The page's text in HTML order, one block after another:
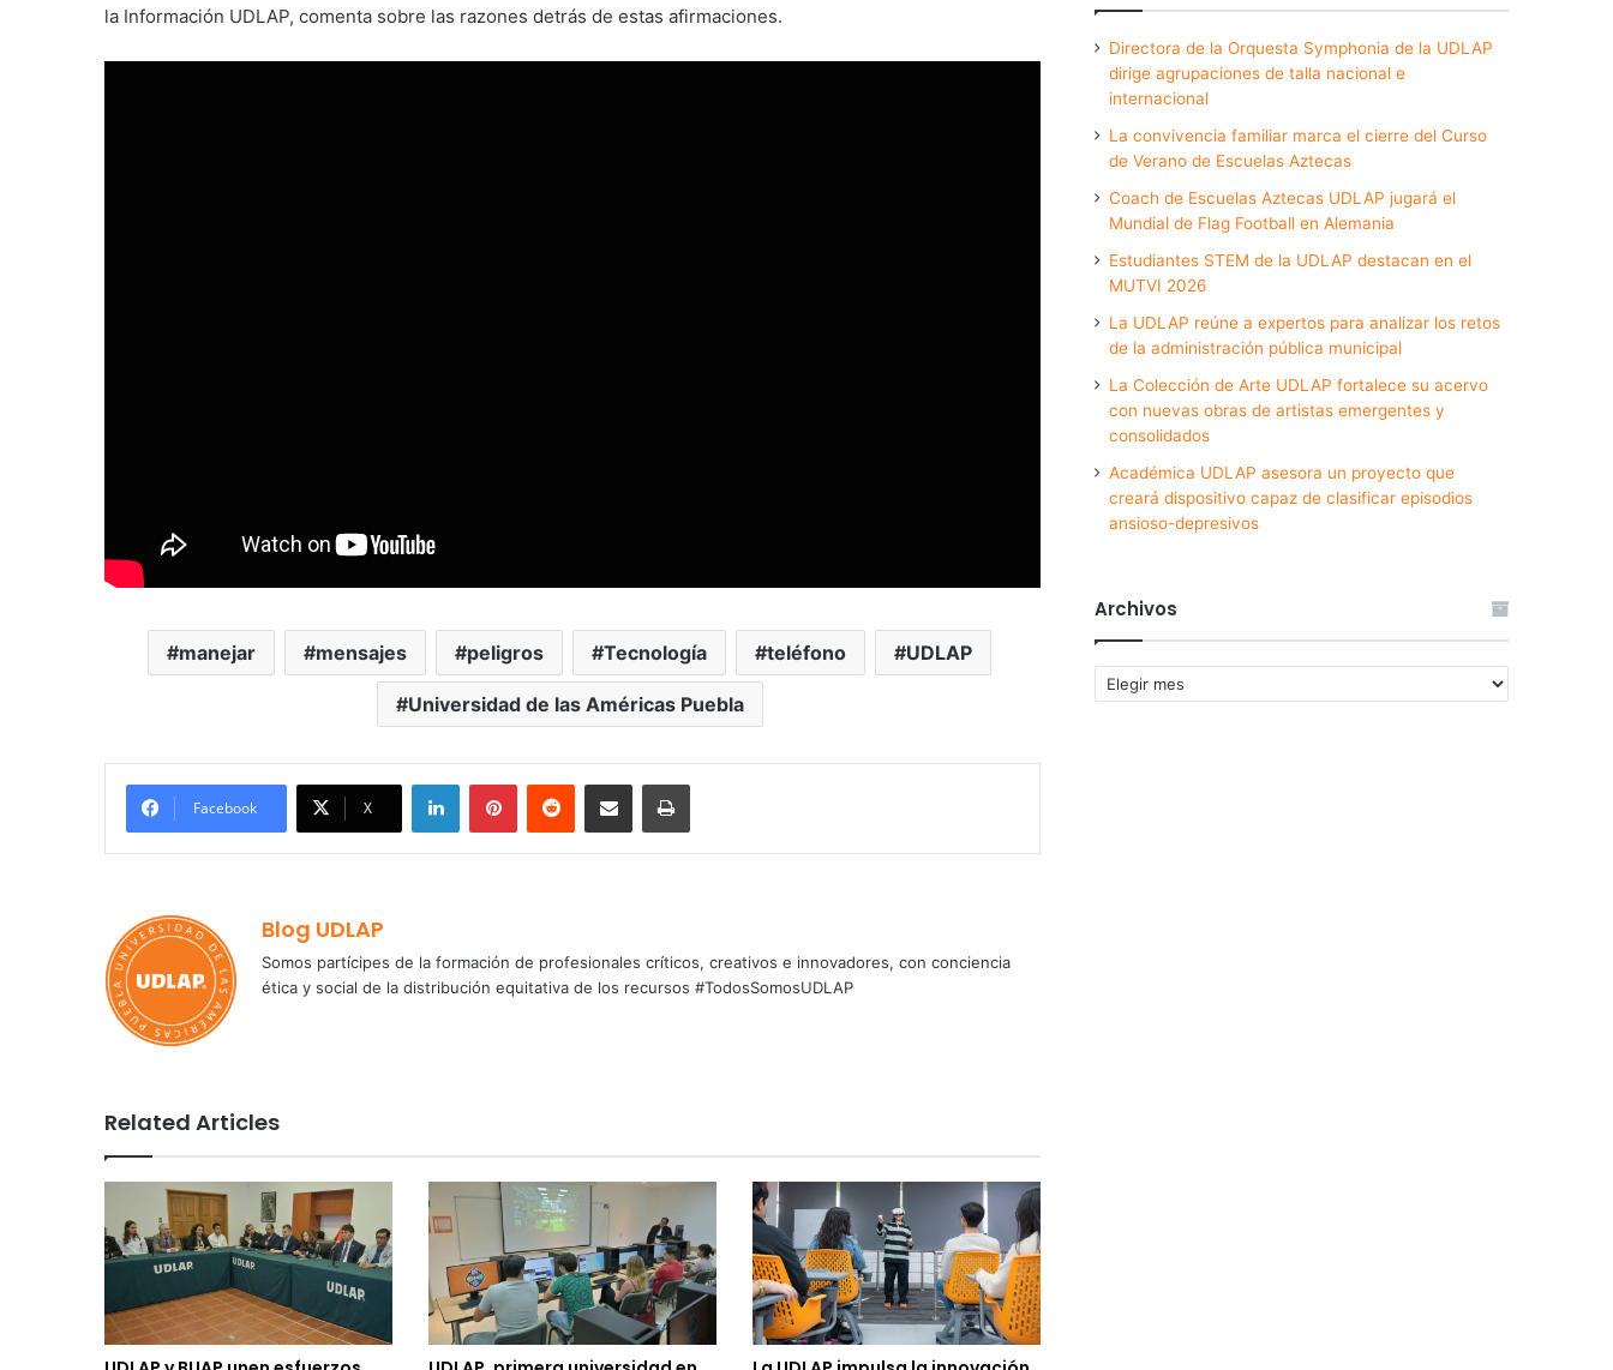
la Información UDLAP, comenta sobre las razones detrás de estas afirmaciones.
manejar mensajes peligros Tecnología teléfono UDLAP
Universidad de las Américas Puebla
Facebook X
LinkedInPinterestReddit Share via Email Print
Blog UDLAP
Somos partícipes de la formación de profesionales críticos, creativos e innovadores, con conciencia
ética y social de la distribución equitativa de los recursos #TodosSomosUDLAP
Related Articles
Directora de la Orquesta Symphonia de la UDLAP
dirige agrupaciones de talla nacional e
internacional
La convivencia familiar marca el cierre del Curso
de Verano de Escuelas Aztecas
Coach de Escuelas Aztecas UDLAP jugará el
Mundial de Flag Football en Alemania
Estudiantes STEM de la UDLAP destacan en el
MUTVI 2026
La UDLAP reúne a expertos para analizar los retos
de la administración pública municipal
La Colección de Arte UDLAP fortalece su acervo
con nuevas obras de artistas emergentes y
consolidados
Académica UDLAP asesora un proyecto que
creará dispositivo capaz de clasificar episodios
ansioso-depresivos
Archivos
Archivos